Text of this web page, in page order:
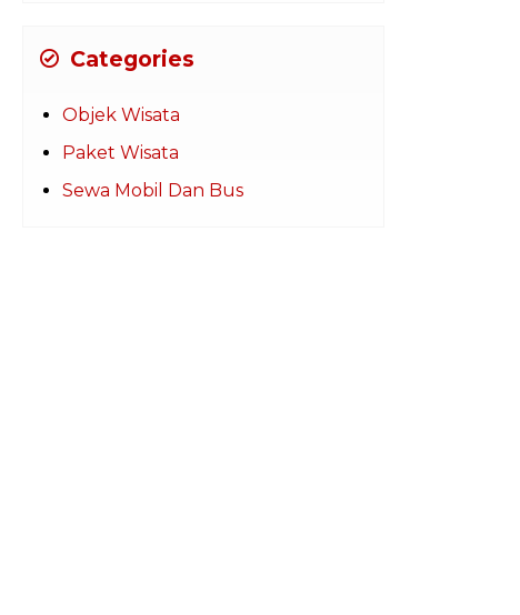
Categories
Objek Wisata
Paket Wisata
Sewa Mobil Dan Bus